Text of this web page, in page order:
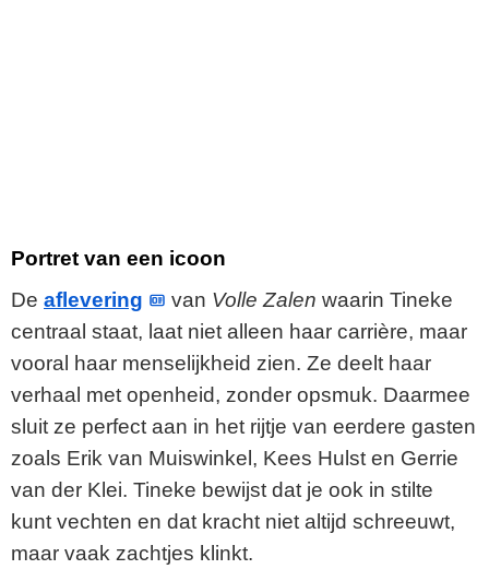
Portret van een icoon
De aflevering van Volle Zalen waarin Tineke
centraal staat, laat niet alleen haar carrière, maar
vooral haar menselijkheid zien. Ze deelt haar
verhaal met openheid, zonder opsmuk. Daarmee
sluit ze perfect aan in het rijtje van eerdere gasten
zoals Erik van Muiswinkel, Kees Hulst en Gerrie
van der Klei. Tineke bewijst dat je ook in stilte
kunt vechten en dat kracht niet altijd schreeuwt,
maar vaak zachtjes klinkt.